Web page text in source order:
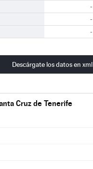
-
-
-
Descárgate los datos en xml
Cruz de Tenerife